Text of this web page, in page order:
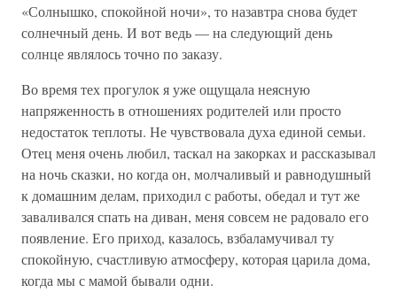
«Солнышко, спокойной ночи», то назавтра снова будет
солнечный день. И вот ведь — на следующий день
солнце являлось точно по заказу.
Во время тех прогулок я уже ощущала неясную
напряженность в отношениях родителей или просто
недостаток теплоты. Не чувствовала духа единой семьи.
Отец меня очень любил, таскал на закорках и рассказывал
на ночь сказки, но когда он, молчаливый и равнодушный
к домашним делам, приходил с работы, обедал и тут же
заваливался спать на диван, меня совсем не радовало его
появление. Его приход, казалось, взбаламучивал ту
спокойную, счастливую атмосферу, которая царила дома,
когда мы с мамой бывали одни.